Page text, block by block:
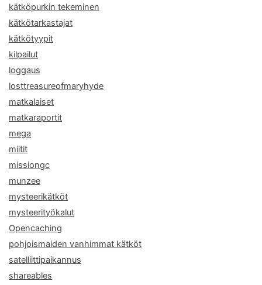
kätköpurkin tekeminen
kätkötarkastajat
kätkötyypit
kilpailut
loggaus
losttreasureofmaryhyde
matkalaiset
matkaraportit
mega
miitit
missiongc
munzee
mysteerikätköt
mysteerityökalut
Opencaching
pohjoismaiden vanhimmat kätköt
satelliittipaikannus
shareables